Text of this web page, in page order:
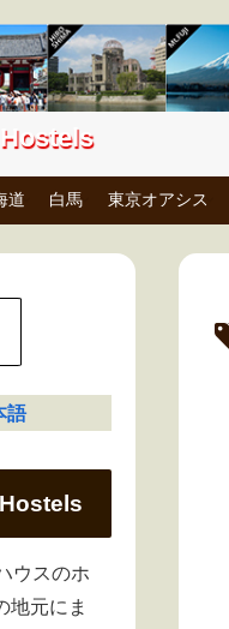
道 白馬 東京オアシス
語
ウスのホ
地元にま